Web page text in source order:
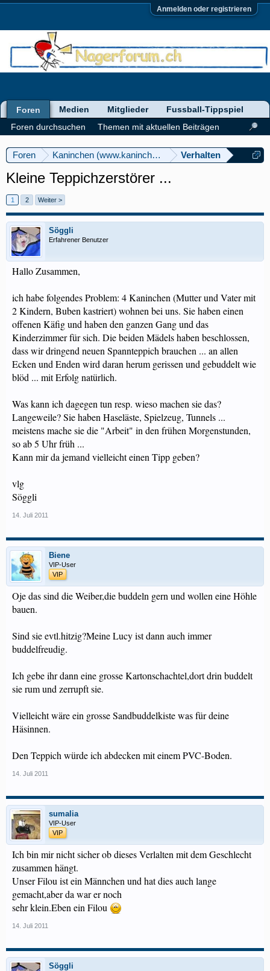
Anmelden oder registrieren
Foren Kaninchen (www.kaninchenforum.ch)Verhalten
Kleine Teppichzerstörer ...
1 2 Weiter >
Söggli
Erfahrener Benutzer
Hallo Zusammen,
ich habe folgendes Problem: 4 Kaninchen (Mutter und Vater mit
2 Kindern, Buben kastriert) wohnen bei uns. Sie haben einen
offenen Käfig und haben den ganzen Gang und das
Kinderzimmer für sich. Die beiden Mädels haben beschlossen,
dass wir dringend neuen Spannteppich brauchen ... an allen
Ecken und Enden wird daran herum gerissen und gebuddelt wie
blöd ... mit Erfolg natürlich.
Was kann ich dagegen tun resp. wieso machen sie das?
Langeweile? Sie haben Haseläste, Spielzeug, Tunnels ...
meistens mache sie die "Arbeit" in den frühen Morgenstunden,
so ab 5 Uhr früh ...
Kann mir da jemand vielleicht einen Tipp geben?
vlg
Söggli
14. Juli 2011
Biene
VIP-User
VIP
Oje das sind die Weiber,die buddeln gern und wollen eine Höhle
bauen.
Sind sie evtl.hitzig?Meine Lucy ist dann auch immer
buddelfreudig.
Ich gebe ihr dann eine grosse Kartonschachtel,dort drin buddelt
sie rum und zerrupft sie.
Vielleicht wäre ein grosse Sandbuddelkiste was für deine
Häsinnen.
Den Teppich würde ich abdecken mit einem PVC-Boden.
14. Juli 2011
sumalia
VIP-User
VIP
Ich bin mir nicht sicher ob dieses Verlalten mit dem Geschlecht
zusammen hängt.
Unser Filou ist ein Männchen und hat dies auch lange
gemacht,aber da war er noch
sehr klein.Eben ein Filou
14. Juli 2011
Söggli
Foren
Foren durchsuchen
Themen mit aktuellen Beiträgen
Medien Mitglieder Fussball-Tippspiel